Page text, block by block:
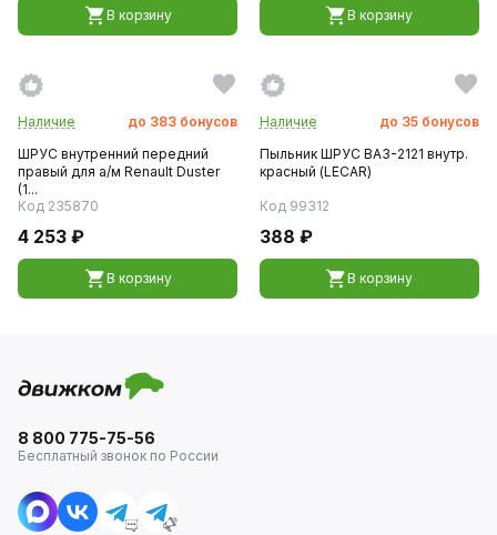
В корзину В корзину
Наличие до 383 бонусов
ШРУС внутренний передний
правый для а/м Renault Duster
(1...
Код 235870
4 253 ₽
В корзину
Наличие до 35 бонусов
Пыльник ШРУС ВАЗ-2121 внутр.
красный (LECAR)
Код 99312
388 ₽
В корзину
8 800 775-75-56
Бесплатный звонок по России